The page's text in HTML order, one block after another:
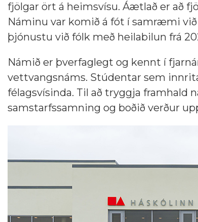
fjölgar ört á heimsvísu. Áætlað er að
Náminu var komið á fót í samræmi
þjónustu við fólk með heilabilun frá
Námið er þverfaglegt og kennt í
vettvangsnáms. Stúdentar sem
félagsvísinda. Til að tryggja framhald
samstarfssamning og boðið verður